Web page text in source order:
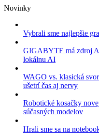
Skip
content
Novinky
Vybrali sme najlepšie
GIGABYTE má zdroj
lokálnu AI
WAGO vs. klasická
ušetrí čas aj nervy
Robotické kosačky
súčasných modelov
Hrali sme sa na